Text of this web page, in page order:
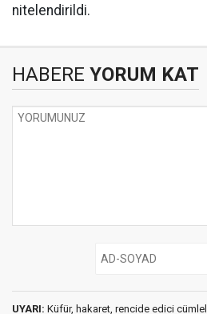
nitelendirildi.
HABERE YORUM KAT
UYARI: Küfür, hakaret, rencide edici